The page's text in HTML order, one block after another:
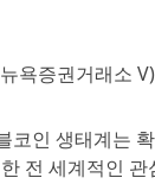
욕증권거래소 V)
코인 생태계는
전 세계적인